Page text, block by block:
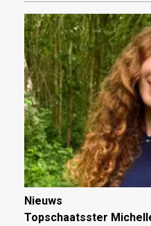
Nieuws
Topschaatsster